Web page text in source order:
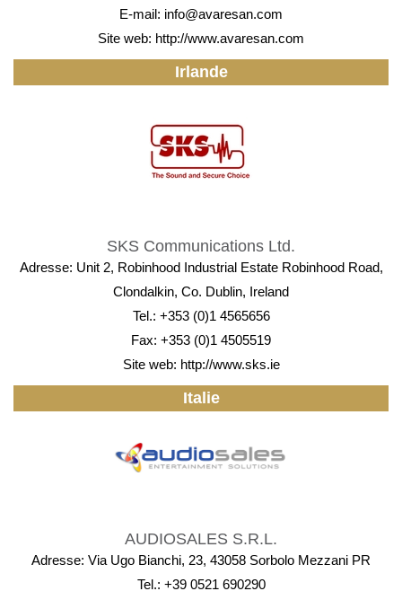
E-mail: info@avaresan.com
Site web: http://www.avaresan.com
Irlande
SKS Communications Ltd.
Adresse: Unit 2, Robinhood Industrial Estate Robinhood Road,
Clondalkin, Co. Dublin, Ireland
Tel.: +353 (0)1 4565656
Fax: +353 (0)1 4505519
Site web: http://www.sks.ie
Italie
AUDIOSALES S.R.L.
Adresse: Via Ugo Bianchi, 23, 43058 Sorbolo Mezzani PR
Tel.: +39 0521 690290